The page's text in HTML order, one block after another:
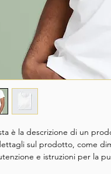
è la descrizione di un
sul prodotto, come
e istruzioni per la